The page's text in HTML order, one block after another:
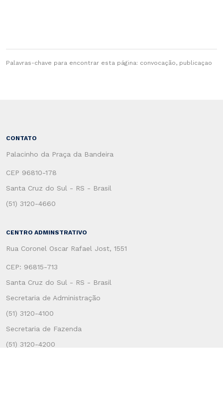
Palavras-chave para encontrar esta página: convocação, publicaçao
CONTATO
Palacinho da Praça da Bandeira
CEP 96810-178
Santa Cruz do Sul - RS - Brasil
(51) 3120-4660
CENTRO ADMINSTRATIVO
Rua Coronel Oscar Rafael Jost, 1551
CEP: 96815-713
Santa Cruz do Sul - RS - Brasil
Secretaria de Administração
(51) 3120-4100
Secretaria de Fazenda
(51) 3120-4200